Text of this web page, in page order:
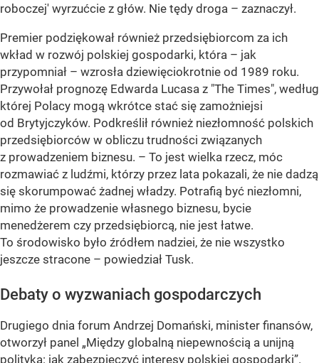
roboczej' wyrzućcie z głów. Nie tędy droga – zaznaczył.
Premier podziękował również przedsiębiorcom za ich
wkład w rozwój polskiej gospodarki, która – jak
przypomniał – wzrosła dziewięciokrotnie od 1989 roku.
Przywołał prognozę Edwarda Lucasa z "The Times", według
której Polacy mogą wkrótce stać się zamożniejsi
od Brytyjczyków. Podkreślił również niezłomność polskich
przedsiębiorców w obliczu trudności związanych
z prowadzeniem biznesu. – To jest wielka rzecz, móc
rozmawiać z ludźmi, którzy przez lata pokazali, że nie dadzą
się skorumpować żadnej władzy. Potrafią być niezłomni,
mimo że prowadzenie własnego biznesu, bycie
menedżerem czy przedsiębiorcą, nie jest łatwe.
To środowisko było źródłem nadziei, że nie wszystko
jeszcze stracone – powiedział Tusk.
Debaty o wyzwaniach gospodarczych
Drugiego dnia forum Andrzej Domański, minister finansów,
otworzył panel „Między globalną niepewnością a unijną
polityką: jak zabezpieczyć interesy polskiej gospodarki”.